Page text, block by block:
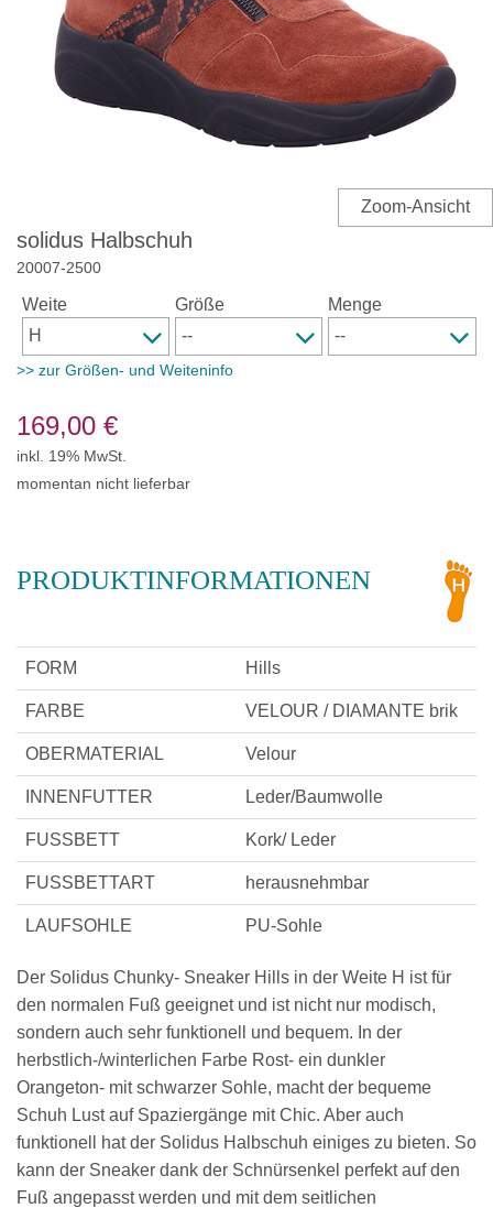
solidus Halbschuh
20007-2500
Weite Größe Menge
>> zur Größen- und Weiteninfo
169,00 €
inkl. 19% MwSt.
momentan nicht lieferbar
PRODUKTINFORMATIONEN
FORM Hills
FARBE VELOUR / DIAMANTE brik
OBERMATERIAL Velour
INNENFUTTER Leder/Baumwolle
FUSSBETT Kork/ Leder
FUSSBETTART herausnehmbar
LAUFSOHLE PU-Sohle
Der Solidus Chunky- Sneaker Hills in der Weite H ist für
den normalen Fuß geeignet und ist nicht nur modisch,
sondern auch sehr funktionell und bequem. In der
herbstlich-/winterlichen Farbe Rost- ein dunkler
Orangeton- mit schwarzer Sohle, macht der bequeme
Schuh Lust auf Spaziergänge mit Chic. Aber auch
funktionell hat der Solidus Halbschuh einiges zu bieten. So
kann der Sneaker dank der Schnürsenkel perfekt auf den
Fuß angepasst werden und mit dem seitlichen